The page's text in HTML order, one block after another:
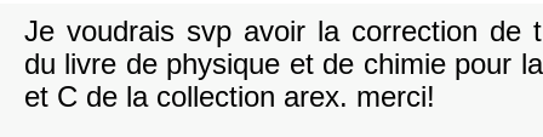
Je voudrais svp avoir la correction de
du livre de physique et de chimie pour
et C de la collection arex. merci!